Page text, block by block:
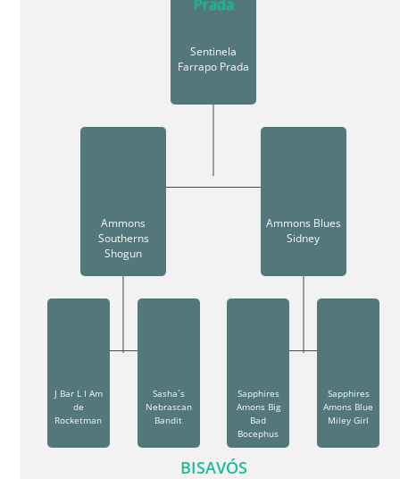
Sentinela
Farrapo Prada
Ammons
Southerns
Shogun
Ammons Blues
Sidney
J Bar L I Am
de
Rocketman
Sasha´s
Nebrascan
Bandit
Sapphires
Amons Big
Bad
Bocephus
Sapphires
Amons Blue
Miley Girl
BISAVÓS